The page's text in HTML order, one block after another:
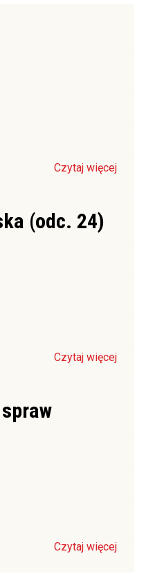
Czytaj więcej
(odc. 24)
Czytaj więcej
Czytaj więcej